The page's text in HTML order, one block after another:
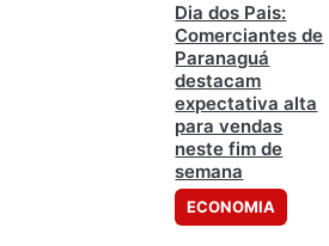
Dia dos Pais:
Comerciantes de
Paranaguá
destacam
expectativa alta
para vendas
neste fim de
semana
ECONOMIA